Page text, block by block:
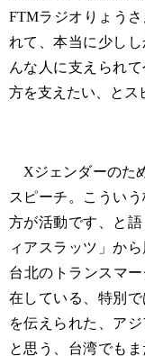
FTMラジオりょう
れて、本当に少し
んな人に支えられ
方を支えたい、とス
Xジェンダーのた
スピーチ。こうい
方が活動です、と
ィアスラッツ」か
台北のトランスマ
在している、特別
を伝えられた、ア
と思う、台湾でも